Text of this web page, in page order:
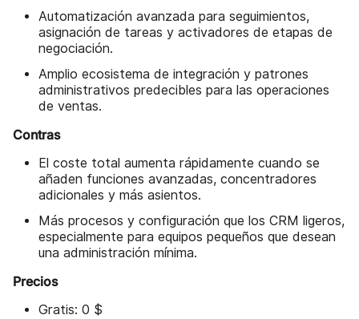
Automatización avanzada para seguimientos,
asignación de tareas y activadores de etapas de
negociación.
Amplio ecosistema de integración y patrones
administrativos predecibles para las operaciones
de ventas.
Contras
El coste total aumenta rápidamente cuando se
añaden funciones avanzadas, concentradores
adicionales y más asientos.
Más procesos y configuración que los CRM ligeros,
especialmente para equipos pequeños que desean
una administración mínima.
Precios
Gratis: 0 $